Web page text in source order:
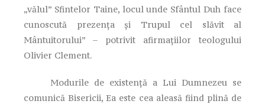
„vălul” Sfintelor Taine, locul unde Sfântul Duh face
cunoscută prezenţa şi Trupul cel slăvit al
Mântuitorului” – potrivit afirmaţiilor teologului
Olivier Clement.
Modurile de existenţă a Lui Dumnezeu se
comunică Bisericii, Ea este cea aleasă fiind plină de